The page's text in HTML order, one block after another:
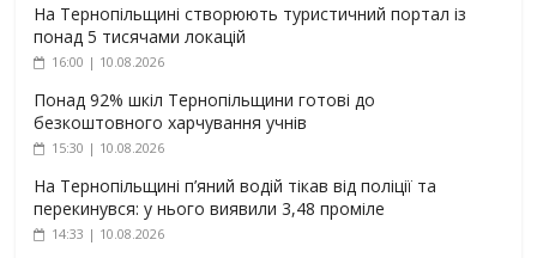
На Тернопільщині створюють туристичний портал із
понад 5 тисячами локацій
16:00 | 10.08.2026
Понад 92% шкіл Тернопільщини готові до
безкоштовного харчування учнів
15:30 | 10.08.2026
На Тернопільщині п’яний водій тікав від поліції та
перекинувся: у нього виявили 3,48 проміле
14:33 | 10.08.2026